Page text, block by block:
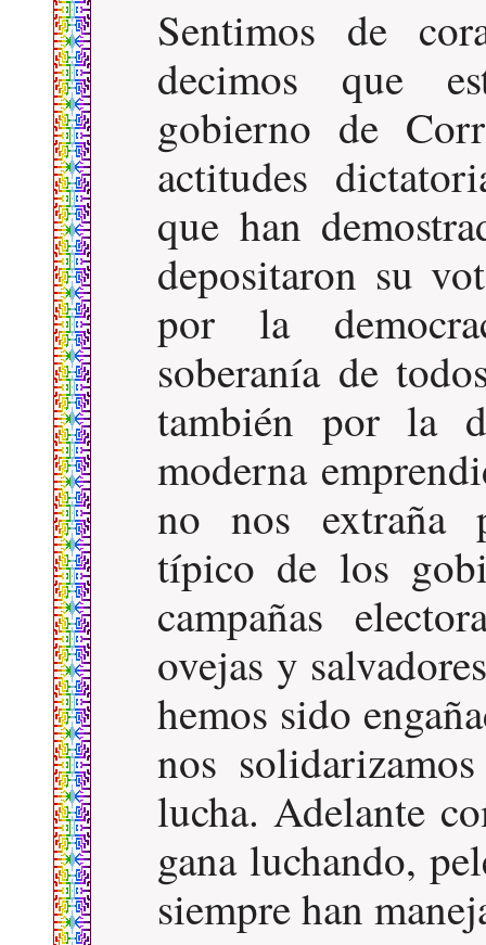
Sentimos de
decimos que
gobierno de
actitudes
que han
depositaron su
por la
soberanía de
también por la
moderna
no nos extraña
típico de los
campañas
ovejas y
hemos sido
nos
lucha. Adelante
gana luchando,
siempre han